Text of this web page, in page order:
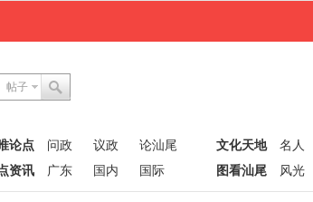
帖子
论点 问政 议政
论汕尾
资讯
广东 国内 国际
文化天地 名人
图看汕尾
风光